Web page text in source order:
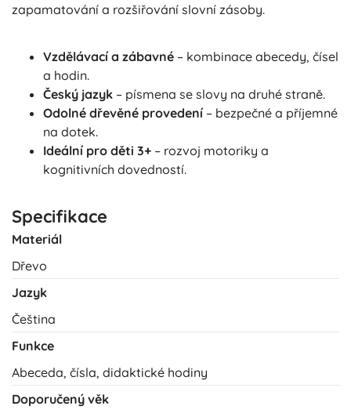
zapamatování a rozšiřování slovní zásoby.
Vzdělávací a zábavné – kombinace abecedy, čísel
a hodin.
Český jazyk – písmena se slovy na druhé straně.
Odolné dřevěné provedení – bezpečné a příjemné
na dotek.
Ideální pro děti 3+ – rozvoj motoriky a
kognitivních dovedností.
Specifikace
Materiál
Dřevo
Jazyk
Čeština
Funkce
Abeceda, čísla, didaktické hodiny
Doporučený věk